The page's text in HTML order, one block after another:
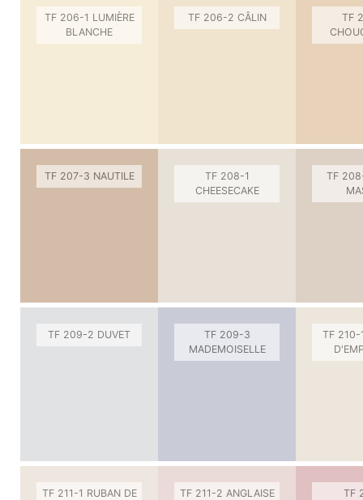
TF 206-1 LUMIÈRE
BLANCHE
TF 206-2 CÂLIN
TF
TF 207-3 NAUTILE
TF 208-1
CHEESECAKE
TF
TF 209-2 DUVET
TF 209-3
MADEMOISELLE
TF 210-
TF 211-1 RUBAN DE
TF 211-2 ANGLAISE
TF